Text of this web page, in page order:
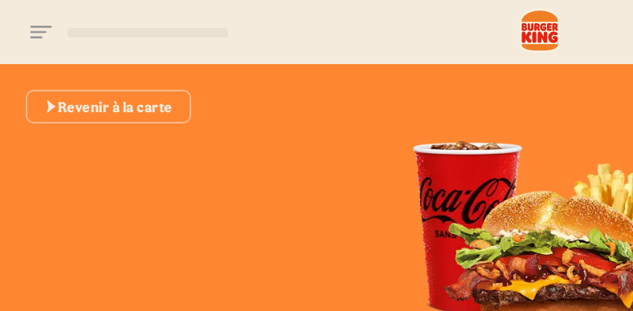
Revenir à la carte